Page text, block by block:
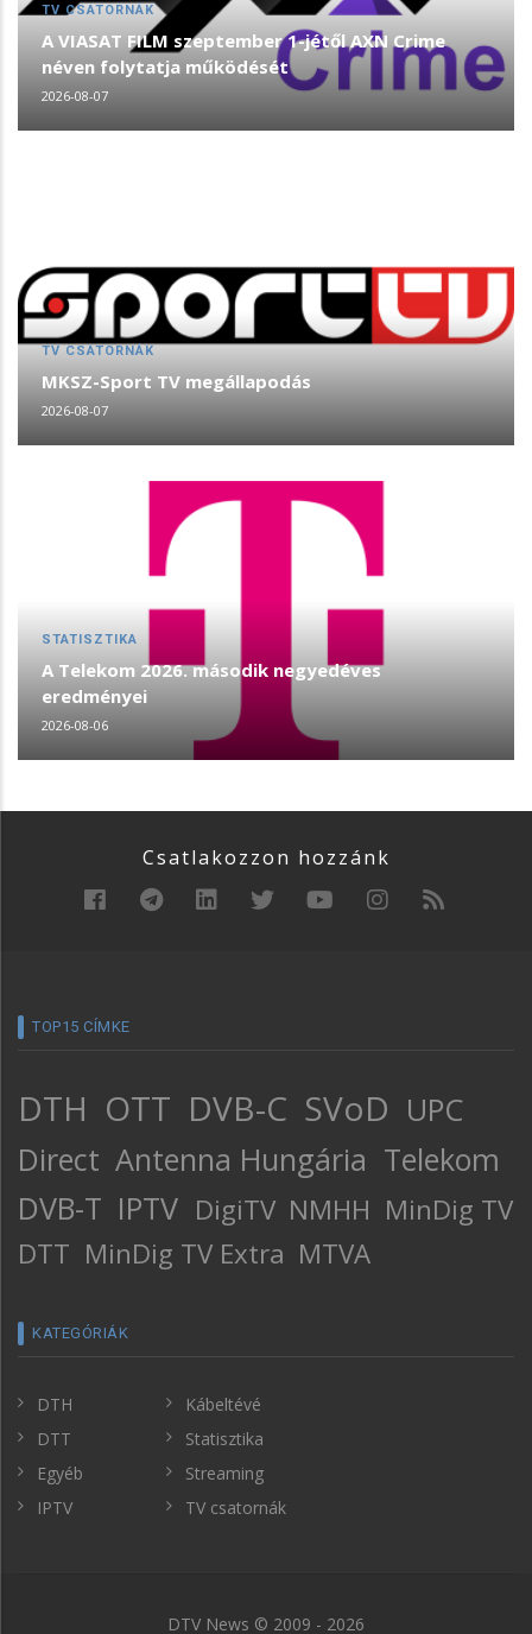
TV CSATORNÁK
A VIASAT FILM szeptember 1-jétől AXN Crime
néven folytatja működését
2026-08-07
TV CSATORNÁK
MKSZ-Sport TV megállapodás
2026-08-07
STATISZTIKA
A Telekom 2026. második negyedéves
eredményei
2026-08-06
Csatlakozzon hozzánk
TOP15 CÍMKE
DTH OTT DVB-C SVoD UPC
Direct Antenna Hungária Telekom
DVB-T IPTV DigiTV NMHH MinDig TV
DTT MinDig TV Extra MTVA
KATEGÓRIÁK
DTH
DTT
Egyéb
IPTV
Kábeltévé
Statisztika
Streaming
TV csatornák
DTV News © 2009 - 2026